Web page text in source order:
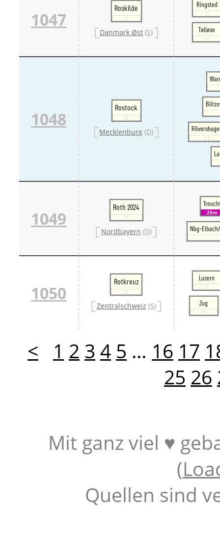
1047
Roskilde
Danmark Øst (S)
Ringsted
Tølløse
1048
Rostock
Mecklenburg (D)
1049
Roth 2024
Nordbayern (D)
25m
Nbg-
1050
Rotkreuz
Zentralschweiz (S)
Luzern
Zug
< 1 2 3 4 5 … 16 17
25 26
Mit ganz viel ♥
(
Quellen sind